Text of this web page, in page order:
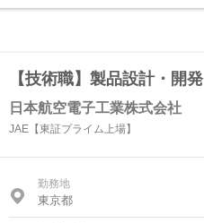
【技術職】製品設計・開発
日本航空電子工業株式会社
JAE【東証プライム上場】
勤務地
東京都